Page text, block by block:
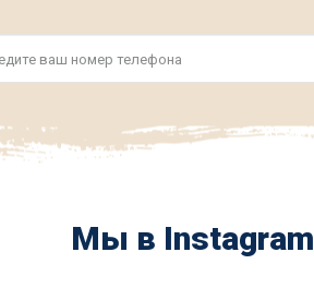
Мы в Instagram